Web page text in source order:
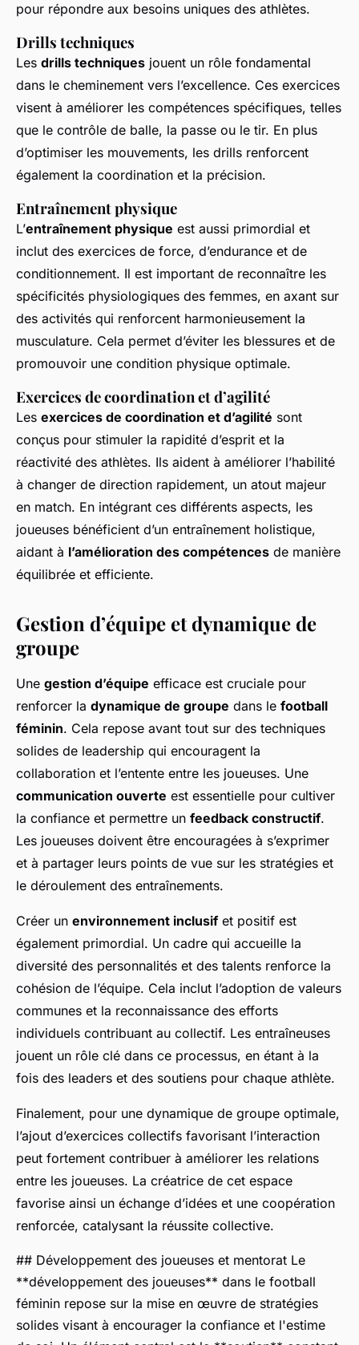
pour répondre aux besoins uniques des athlètes.
Drills techniques
Les drills techniques jouent un rôle fondamental
dans le cheminement vers l’excellence. Ces exercices
visent à améliorer les compétences spécifiques, telles
que le contrôle de balle, la passe ou le tir. En plus
d’optimiser les mouvements, les drills renforcent
également la coordination et la précision.
Entraînement physique
L’entraînement physique est aussi primordial et
inclut des exercices de force, d’endurance et de
conditionnement. Il est important de reconnaître les
spécificités physiologiques des femmes, en axant sur
des activités qui renforcent harmonieusement la
musculature. Cela permet d’éviter les blessures et de
promouvoir une condition physique optimale.
Exercices de coordination et d’agilité
Les exercices de coordination et d’agilité sont
conçus pour stimuler la rapidité d’esprit et la
réactivité des athlètes. Ils aident à améliorer l’habilité
à changer de direction rapidement, un atout majeur
en match. En intégrant ces différents aspects, les
joueuses bénéficient d’un entraînement holistique,
aidant à l’amélioration des compétences de manière
équilibrée et efficiente.
Gestion d’équipe et dynamique de
groupe
Une gestion d’équipe efficace est cruciale pour
renforcer la dynamique de groupe dans le football
féminin. Cela repose avant tout sur des techniques
solides de leadership qui encouragent la
collaboration et l’entente entre les joueuses. Une
communication ouverte est essentielle pour cultiver
la confiance et permettre un feedback constructif.
Les joueuses doivent être encouragées à s’exprimer
et à partager leurs points de vue sur les stratégies et
le déroulement des entraînements.
Créer un environnement inclusifet positif est
également primordial. Un cadre qui accueille la
diversité des personnalités et des talents renforce la
cohésion de l’équipe. Cela inclut l’adoption de valeurs
communes et la reconnaissance des efforts
individuels contribuant au collectif. Les entraîneuses
jouent un rôle clé dans ce processus, en étant à la
fois des leaders et des soutiens pour chaque athlète.
Finalement, pour une dynamique de groupe optimale,
l’ajout d’exercices collectifs favorisant l’interaction
peut fortement contribuer à améliorer les relations
entre les joueuses. La créatrice de cet espace
favorise ainsi un échange d’idées et une coopération
renforcée, catalysant la réussite collective.
## Développement des joueuses et mentorat Le
**développement des joueuses** dans le football
féminin repose sur la mise en œuvre de stratégies
solides visant à encourager la confiance et l'estime